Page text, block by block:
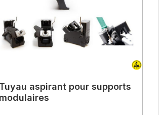
Tuyau aspirant pour supports
modulaires